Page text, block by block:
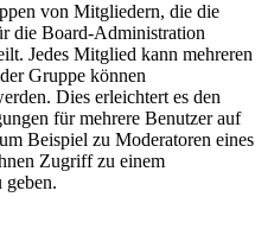
von Mitgliedern, die die
die Board-Administration
Jedes Mitglied kann mehreren
Gruppe können
Dies erleichtert es den
für mehrere Benutzer auf
Beispiel zu Moderatoren eines
Zugriff zu einem